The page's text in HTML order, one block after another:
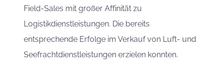
Field-Sales mit großer Affinität zu
Logistikdienstleistungen. Die bereits
entsprechende Erfolge im Verkauf von Luft- und
Seefrachtdienstleistungen erzielen konnten.